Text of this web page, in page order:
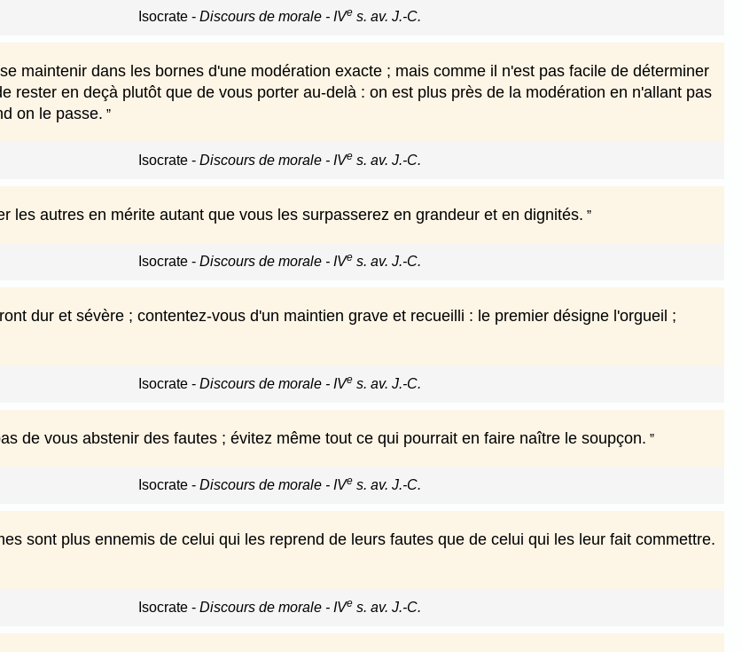
Isocrate- Discours de morale - IVes. av. J.-C.
maintenir dans les bornes d'une modération exacte ; mais comme il n'est pas facile de déterminer
rester en deçà plutôt que de vous porter au-delà : on est plus près de la modération en n'allant pas
on le passe.
Isocrate- Discours de morale - IVes. av. J.-C.
les autres en mérite autant que vous les surpasserez en grandeur et en dignités.
Isocrate- Discours de morale - IVes. av. J.-C.
dur et sévère ; contentez-vous d'un maintien grave et recueilli : le premier désigne l'orgueil ;
Isocrate- Discours de morale - IVes. av. J.-C.
de vous abstenir des fautes ; évitez même tout ce qui pourrait en faire naître le soupçon.
Isocrate- Discours de morale - IVes. av. J.-C.
sont plus ennemis de celui qui les reprend de leurs fautes que de celui qui les leur fait commettre.
Isocrate- Discours de morale - IVes. av. J.-C.